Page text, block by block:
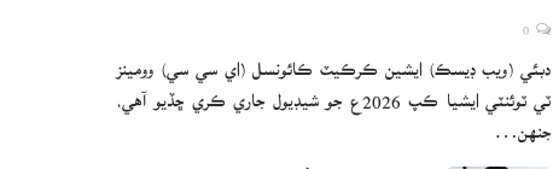
دبئي (ويب ڊيسڪ) ايشين ڪرڪيٽ ڪائونسل (اي سي سي) وومينز
ٽي ٽوئنٽي ايشيا ڪپ 2026ع جو شيڊيول جاري ڪري ڇڏيو آهي،